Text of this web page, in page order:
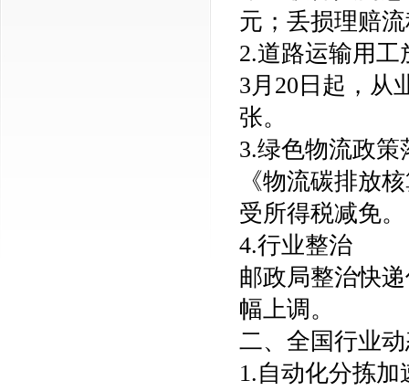
元；丢损理赔
2.道路运输用工
3月20日起，从
张。
3.绿色物流政策
《物流碳排放
受所得税减免。
4.行业整治
邮政局整治快
幅上调。
二、全国行业
1.自动化分拣加